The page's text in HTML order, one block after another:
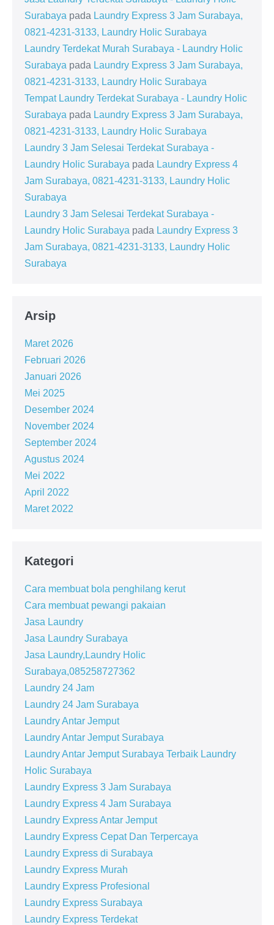
Surabaya pada Laundry Express 3 Jam Surabaya,
0821-4231-3133, Laundry Holic Surabaya
Laundry Terdekat Murah Surabaya - Laundry Holic
Surabaya pada Laundry Express 3 Jam Surabaya,
0821-4231-3133, Laundry Holic Surabaya
Tempat Laundry Terdekat Surabaya - Laundry Holic
Surabaya pada Laundry Express 3 Jam Surabaya,
0821-4231-3133, Laundry Holic Surabaya
Laundry 3 Jam Selesai Terdekat Surabaya -
Laundry Holic Surabaya pada Laundry Express 4
Jam Surabaya, 0821-4231-3133, Laundry Holic
Surabaya
Laundry 3 Jam Selesai Terdekat Surabaya -
Laundry Holic Surabaya pada Laundry Express 3
Jam Surabaya, 0821-4231-3133, Laundry Holic
Surabaya
Arsip
Maret 2026
Februari 2026
Januari 2026
Mei 2025
Desember 2024
November 2024
September 2024
Agustus 2024
Mei 2022
April 2022
Maret 2022
Kategori
Cara membuat bola penghilang kerut
Cara membuat pewangi pakaian
Jasa Laundry
Jasa Laundry Surabaya
Jasa Laundry,Laundry Holic
Surabaya,085258727362
Laundry 24 Jam
Laundry 24 Jam Surabaya
Laundry Antar Jemput
Laundry Antar Jemput Surabaya
Laundry Antar Jemput Surabaya Terbaik Laundry
Holic Surabaya
Laundry Express 3 Jam Surabaya
Laundry Express 4 Jam Surabaya
Laundry Express Antar Jemput
Laundry Express Cepat Dan Terpercaya
Laundry Express di Surabaya
Laundry Express Murah
Laundry Express Profesional
Laundry Express Surabaya
Laundry Express Terdekat